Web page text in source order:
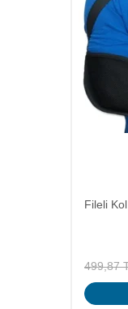
Fileli Kol
499,87